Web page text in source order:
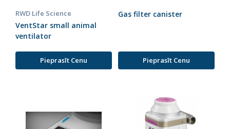
RWD Life Science
VentStar small animal
ventilator
Pieprasīt Cenu
Gas filter canister
Pieprasīt Cenu